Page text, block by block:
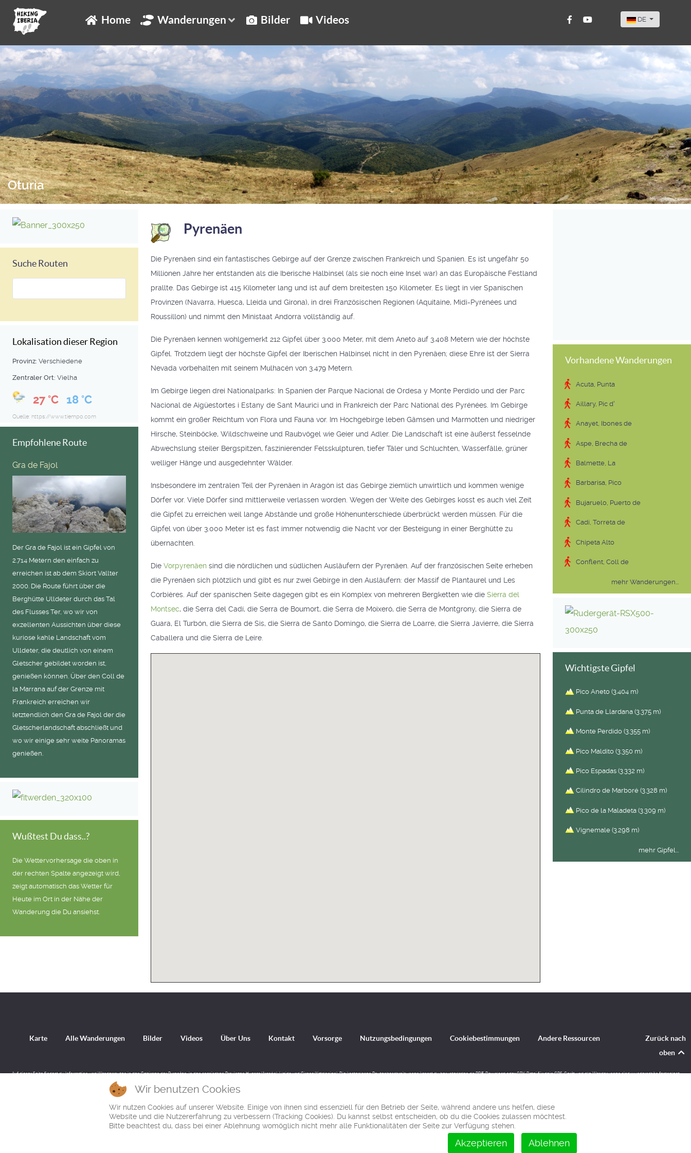
Home Wanderungen Bilder Videos Sprache
DE
Oturia
Suche Routen
Lokalisation dieser Region
Provinz: Verschiedene
Zentraler Ort: Vielha
27 °C 18 °C
Quelle: https://www.tiempo.com
Empfohlene Route
Gra de Fajol
Der Gra de Fajol ist ein Gipfel von
2.714 Metern den einfach zu
erreichen ist ab dem Skiort Vallter
2000. Die Route führt über die
Berghütte Ulldeter durch das Tal
des Flusses Ter, wo wir von
exzellenten Aussichten über diese
kuriose kahle Landschaft vom
Ulldeter, die deutlich von einem
Gletscher gebildet worden ist,
genießen können. Über den Coll de
la Marrana auf der Grenze mit
Frankreich erreichen wir
letztendlich den Gra de Fajol der die
Gletscherlandschaft abschließt und
wo wir einige sehr weite Panoramas
genießen.
Wußtest Du dass..?
Die Wettervorhersage die oben in
der rechten Spalte angezeigt wird,
zeigt automatisch das Wetter für
Heute im Ort in der Nähe der
Wanderung die Du ansiehst.
Pyrenäen
Die Pyrenäen sind ein fantastisches Gebirge auf der Grenze zwischen Frankreich und Spanien. Es ist ungefähr 50
Millionen Jahre her entstanden als die Iberische Halbinsel (als sie noch eine Insel war) an das Europäische Festland
prallte. Das Gebirge ist 415 Kilometer lang und ist auf dem breitesten 150 Kilometer. Es liegt in vier Spanischen
Provinzen (Navarra, Huesca, Lleida und Girona), in drei Französischen Regionen (Aquitaine, Midi-Pyrénées und
Roussillon) und nimmt den Ministaat Andorra vollständig auf.
Die Pyrenäen kennen wohlgemerkt 212 Gipfel über 3.000 Meter, mit dem Aneto auf 3.408 Metern wie der höchste
Gipfel. Trotzdem liegt der höchste Gipfel der Iberischen Halbinsel nicht in den Pyrenäen; diese Ehre ist der Sierra
Nevada vorbehalten mit seinem Mulhacén von 3.479 Metern.
Im Gebirge liegen drei Nationalparks: In Spanien der Parque Nacional de Ordesa y Monte Perdido und der Parc
Nacional de Aigüestortes i Estany de Sant Maurici und in Frankreich der Parc National des Pyrénées. Im Gebirge
kommt ein großer Reichtum von Flora und Fauna vor. Im Hochgebirge leben Gämsen und Marmotten und niedriger
Hirsche, Steinböcke, Wildschweine und Raubvögel wie Geier und Adler. Die Landschaft ist eine äußerst fesselnde
Abwechslung steiler Bergspitzen, faszinierender Felsskulpturen, tiefer Täler und Schluchten, Wasserfälle, grüner
welliger Hänge und ausgedehnter Wälder.
Insbesondere im zentralen Teil der Pyrenäen in Aragón ist das Gebirge ziemlich unwirtlich und kommen wenige
Dörfer vor. Viele Dörfer sind mittlerweile verlassen worden. Wegen der Weite des Gebirges kosst es auch viel Zeit
die Gipfel zu erreichen weil lange Abstände und große Höhenunterschiede überbrückt werden müssen. Für die
Gipfel von über 3.000 Meter ist es fast immer notwendig die Nacht vor der Besteigung in einer Berghütte zu
übernachten.
Die Vorpyrenäensind die nördlichen und südlichen Ausläufern der Pyrenäen. Auf der französischen Seite erheben
die Pyrenäen sich plötzlich und gibt es nur zwei Gebirge in den Ausläufern: der Massif de Plantaurel und Les
Corbières. Auf der spanischen Seite dagegen gibt es ein Komplex von mehreren Bergketten wie die Sierra del
Montsec, die Serra del Cadí, die Serra de Boumort, die Serra de Moixeró, die Serra de Montgrony, die Sierra de
Guara, El Turbón, die Sierra de Sis, die Sierra de Santo Domingo, die Sierra de Loarre, die Sierra Javierre, die Sierra
Caballera und die Sierra de Leire.
Vorhandene Wanderungen
Acuta, Punta
Aillary, Pic d'
Anayet, Ibones de
Aspe, Brecha de
Balmette, La
Barbarisa, Pico
Bujaruelo, Puerto de
Cadí, Torreta de
Chipeta Alto
Conflent, Coll de
mehr Wanderungen...
Wichtigste Gipfel
Pico Aneto (3.404 m)
Punta de Llardana (3.375 m)
Monte Perdido (3.355 m)
Pico Maldito (3.350 m)
Pico Espadas (3.332 m)
Cilindro de Marboré (3.328 m)
Pico de la Maladeta (3.309 m)
Vignemale (3.298 m)
mehr Gipfel...
Karte Alle Wanderungen Bilder Videos Über Uns Kontakt Vorsorge Nutzungsbedingungen Cookiebestimmungen Andere Ressourcen
Zurück nach
oben
Auf dieser Seite findest du Information und Wanderrouten in den Gebirgen der Pyrenäen, in den spanischen Provinzen Huesca (Aragón), Lleida und Girona (Katalonien). Die kostenlosen Routenbeschreibungen kannst du herunterladen als PDF-Download oder GPX-Datei für dein GPS-Gerät und alle Wanderungen sind wunderschön festgelegt
© Ibereffect S.L. 2011 - 2026
Alle Rechte vorbehalten.
Wir benutzen Cookies
Wir nutzen Cookies auf unserer Website. Einige von ihnen sind essenziell für den Betrieb der Seite, während andere uns helfen, diese
Website und die Nutzererfahrung zu verbessern (Tracking Cookies). Du kannst selbst entscheiden, ob du die Cookies zulassen möchtest.
Bitte beachtest du, dass bei einer Ablehnung womöglich nicht mehr alle Funktionalitäten der Seite zur Verfügung stehen.
Akzeptieren Ablehnen